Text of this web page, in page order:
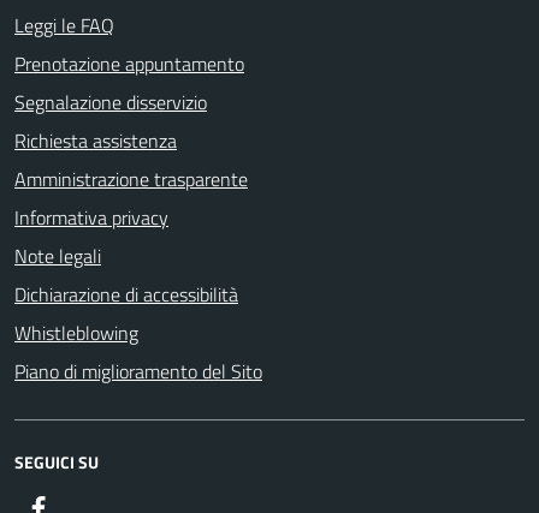
Leggi le FAQ
Prenotazione appuntamento
Segnalazione disservizio
Richiesta assistenza
Amministrazione trasparente
Informativa privacy
Note legali
Dichiarazione di accessibilità
Whistleblowing
Piano di miglioramento del Sito
SEGUICI SU